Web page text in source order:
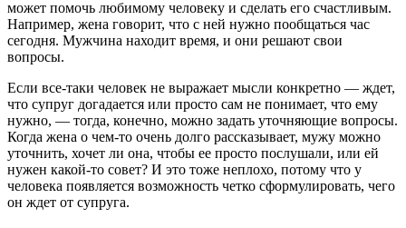
может помочь любимому человеку и сделать его счастливым.
Например, жена говорит, что с ней нужно пообщаться час
сегодня. Мужчина находит время, и они решают свои
вопросы.
Если все-таки человек не выражает мысли конкретно — ждет,
что супруг догадается или просто сам не понимает, что ему
нужно, — тогда, конечно, можно задать уточняющие вопросы.
Когда жена о чем-то очень долго рассказывает, мужу можно
уточнить, хочет ли она, чтобы ее просто послушали, или ей
нужен какой-то совет? И это тоже неплохо, потому что у
человека появляется возможность четко сформулировать, чего
он ждет от супруга.